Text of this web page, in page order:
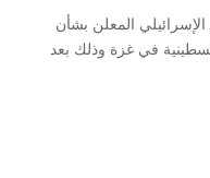
المعلن بشأن
في غزة وذلك بعد